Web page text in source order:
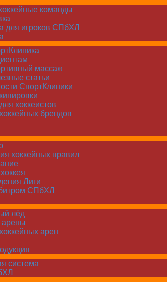
команды
для игроков СПбХЛ
массаж
статьи
СпортКлиники
хоккеистов
брендов
хоккейных правил
Лиги
СПбХЛ
лёд
арен
система